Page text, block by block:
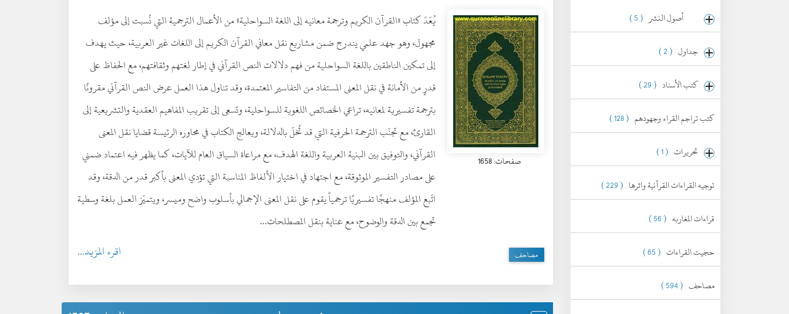
صفحات: 1658
يُعَدّ كتاب «القرآن الكريم وترجمة معانيه إلى اللغة السواحلية» من الأعمال الترجمية التي نُسبت إلى مؤلف
مجهول، وهو جهد علمي يندرج ضمن مشاريع نقل معاني القرآن الكريم إلى اللغات غير العربية، حيث يهدف
إلى تمكين الناطقين باللغة السواحلية من فهم دلالات النص القرآني في إطار لغتهم وثقافتهم، مع الحفاظ على
قدرٍ من الأمانة في نقل المعنى المستفاد من التفاسير المعتمدة، وقد تناول هذا العمل عرض النص القرآني مقرونًا
بترجمة تفسيرية لمعانيه، تراعي الخصائص اللغوية للسواحلية، وتسعى إلى تقريب المفاهيم العقدية والتشريعية إلى
القارئ، مع تجنّب الترجمة الحرفية التي قد تُخلّ بالدلالة، ويعالج الكتاب في محاوره الرئيسة قضايا نقل المعنى
القرآني، والتوفيق بين البنية العربية واللغة الهدف، مع مراعاة السياق العام للآيات، كما يظهر فيه اعتماد ضمني
على مصادر التفسير الموثوقة، مع اجتهاد في اختيار الألفاظ المناسبة التي تؤدي المعنى بأكبر قدر من الدقة، وقد
اتّبع المؤلف منهجًا تفسيريًا ترجمياً يقوم على نقل المعنى الإجمالي بأسلوب واضح وميسر، ويتميّز العمل بلغة وسطية
تجمع بين الدقة والوضوح، مع عناية بنقل المصطلحات...
اقرء المزيد... مصاحف
أصول النشر ( 5 )
جداول ( 2 )
كتب الأسناد ( 29 )
كتب تراجم القراء وجهودهم ( 128 )
تحريرات ( 1 )
توجيه القراءات القرآنية واثرها ( 229 )
قراءات المغاربه ( 56 )
حجيت القراءات ( 65 )
مصاحف ( 594 )